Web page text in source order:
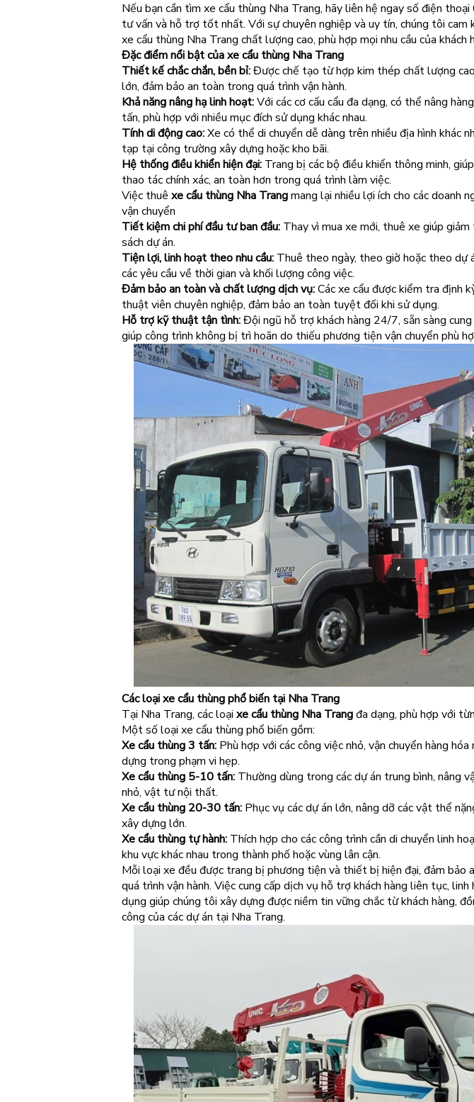
Nếu bạn cần tìm xe cẩu thùng Nha Trang, hãy liên hệ ngay số điện
tư vấn và hỗ trợ tốt nhất. Với sự chuyên nghiệp và uy tín, chúng tôi
xe cẩu thùng Nha Trang chất lượng cao, phù hợp mọi nhu cầu của khách
Đặc điểm nổi bật của xe cẩu thùng Nha Trang
Thiết kế chắc chắn, bền bỉ:Được chế tạo từ hợp kim thép chất lượng
lớn, đảm bảo an toàn trong quá trình vận hành.
Khả năng nâng hạ linh hoạt:Với các cơ cấu cẩu đa dạng, có thể nâng
tấn, phù hợp với nhiều mục đích sử dụng khác nhau.
Tính di động cao:Xe có thể di chuyển dễ dàng trên nhiều địa hình khác
tạp tại công trường xây dựng hoặc kho bãi.
Hệ thống điều khiển hiện đại: Trang bị các bộ điều khiển thông minh,
thao tác chính xác, an toàn hơn trong quá trình làm việc.
Việc thuê xe cẩu thùng Nha Trangmang lại nhiều lợi ích cho các doanh
vận chuyển
Tiết kiệm chi phí đầu tư ban đầu: Thay vì mua xe mới, thuê xe giúp
sách dự án.
Tiện lợi, linh hoạt theo nhu cầu: Thuê theo ngày, theo giờ hoặc theo dự
các yêu cầu về thời gian và khối lượng công việc.
Đảm bảo an toàn và chất lượng dịch vụ:Các xe cẩu được kiểm tra định
thuật viên chuyên nghiệp, đảm bảo an toàn tuyệt đối khi sử dụng.
Hỗ trợ kỹ thuật tận tình:Đội ngũ hỗ trợ khách hàng 24/7, sẵn sàng cung
giúp công trình không bị trì hoãn do thiếu phương tiện vận chuyển phù
Các loại xe cẩu thùng phổ biến tại Nha Trang
Tại Nha Trang, các loại xe cẩu thùng Nha Trangđa dạng, phù hợp với
Một số loại xe cẩu thùng phổ biến gồm:
Xe cẩu thùng 3 tấn: Phù hợp với các công việc nhỏ, vận chuyển hàng
dựng trong phạm vi hẹp.
Xe cẩu thùng 5-10 tấn: Thường dùng trong các dự án trung bình, nâng
nhỏ, vật tư nội thất.
Xe cẩu thùng 20-30 tấn: Phục vụ các dự án lớn, nâng dỡ các vật thể
xây dựng lớn.
Xe cẩu thùng tự hành: Thích hợp cho các công trình cần di chuyển linh
khu vực khác nhau trong thành phố hoặc vùng lân cận.
Mỗi loại xe đều được trang bị phương tiện và thiết bị hiện đại, đảm bảo
quá trình vận hành. Việc cung cấp dịch vụ hỗ trợ khách hàng liên tục,
dụng giúp chúng tôi xây dựng được niềm tin vững chắc từ khách hàng,
công của các dự án tại Nha Trang.